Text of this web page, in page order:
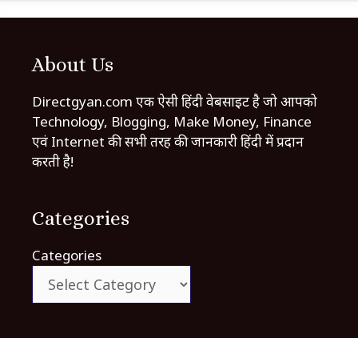
About Us
Directgyan.com एक ऐसी हिंदी वेबसाइट है जो आपको
Technology, Blogging, Make Money, Finance
एवं Internet की सभी तरह की जानकारी हिंदी में प्रदान
करती है!
Categories
Categories